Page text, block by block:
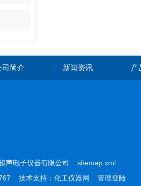
司简介 新闻资讯 产
声电子仪器有限公司 sitemap.xml
技术支持： 化工仪器网 管理登陆